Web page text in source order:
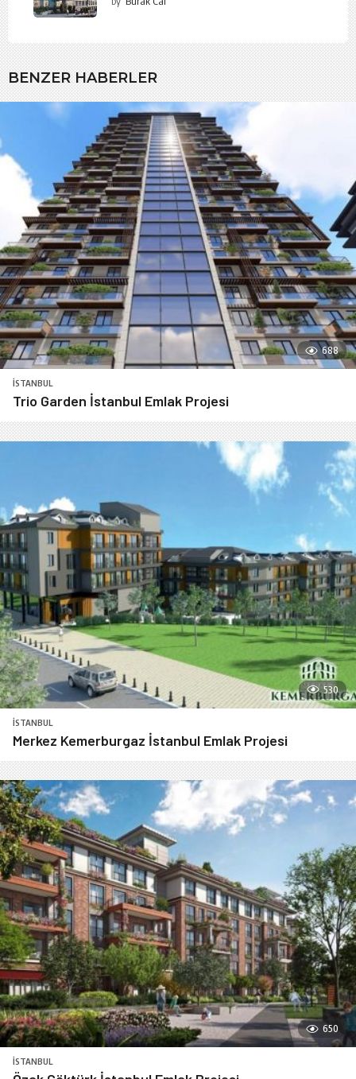
BENZER HABERLER
688
İSTANBUL
Trio Garden İstanbul Emlak Projesi
530
İSTANBUL
Merkez Kemerburgaz İstanbul Emlak Projesi
650
İSTANBUL